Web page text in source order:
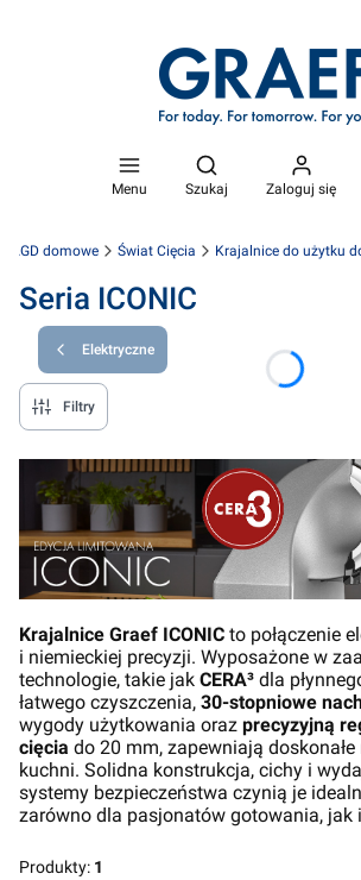
Menu
Otwórz wyszukiwarkę
Szukaj Zaloguj się
AGD domowe Świat Cięcia Krajalnice do użytku
Seria ICONIC
Elektryczne
Filtry
Krajalnice Graef ICONIC to połączenie
i niemieckiej precyzji. Wyposażone w
technologie, takie jak CERA³ dla
łatwego czyszczenia, 30-stopniowe
wygody użytkowania oraz precyzyjną
cięcia do 20 mm, zapewniają
kuchni. Solidna konstrukcja, cichy i
systemy bezpieczeństwa czynią je
zarówno dla pasjonatów gotowania, jak
Produkty: 1